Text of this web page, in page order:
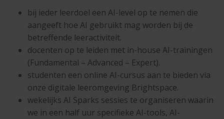
bij ieder leerdoel een AI-level op te nemen die
aangeeft hoe AI gebruikt mag worden bij de
betreffende leeractiviteit.
docenten op te leiden met in-house AI-trainingen
(Fundamental – Advanced – Expert).
studenten een online AI-cursus aan te bieden via
onze digitale leeromgeving Brightspace.
wekelijks AI Sparks sessies te organiseren waarin
we in een half uur specifieke AI-tools, AI-